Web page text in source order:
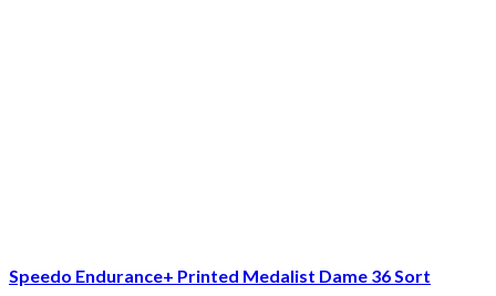
Speedo Endurance+ Printed Medalist Dame 36 Sort